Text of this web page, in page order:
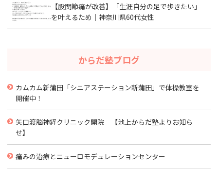
【股関節痛が改善】「生涯自分の足で歩きたい」
を叶えるため｜神奈川県60代女性
からだ塾ブログ
カムカム新蒲田「シニアステーション新蒲田」で体操教室を
開催中！
矢口渡脳神経クリニック開院 【池上からだ塾よりお知ら
せ】
痛みの治療とニューロモデュレーションセンター